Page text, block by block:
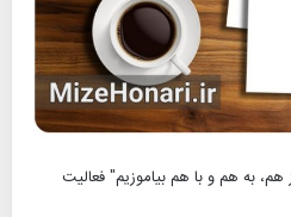
هم، به هم و با هم بیاموزیم" فعالیت